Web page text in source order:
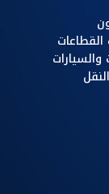
والسيارات